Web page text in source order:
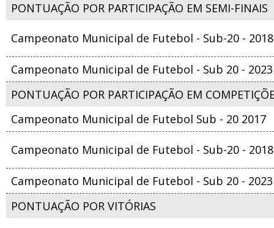
PONTUAÇÃO POR PARTICIPAÇÃO EM SEMI-FINAIS
Campeonato Municipal de Futebol - Sub-20 - 2018
Campeonato Municipal de Futebol - Sub 20 - 2023
PONTUAÇÃO POR PARTICIPAÇÃO EM
Campeonato Municipal de Futebol Sub - 20 2017
Campeonato Municipal de Futebol - Sub-20 - 2018
Campeonato Municipal de Futebol - Sub 20 - 2023
PONTUAÇÃO POR VITÓRIAS